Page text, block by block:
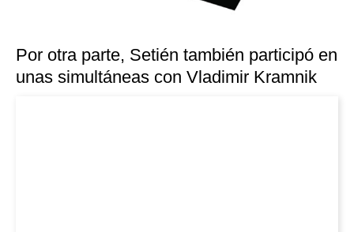
Por otra parte, Setién también participó en
unas simultáneas con Vladimir Kramnik